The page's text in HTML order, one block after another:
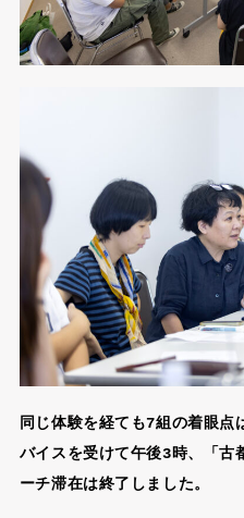
同じ体験を経ても7組の着眼点
バイスを受けて午後3時、「古
ーチ滞在は終了しました。